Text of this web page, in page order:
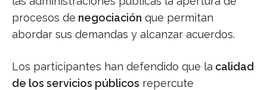
procesos de negociación que permitan
abordar sus demandas y alcanzar acuerdos.
Los participantes han defendido que la calidad
de los servicios públicos repercute